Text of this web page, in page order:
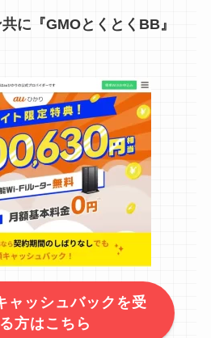
に『GMOとくとくBB』
ャッシュバックを受
方はこちら